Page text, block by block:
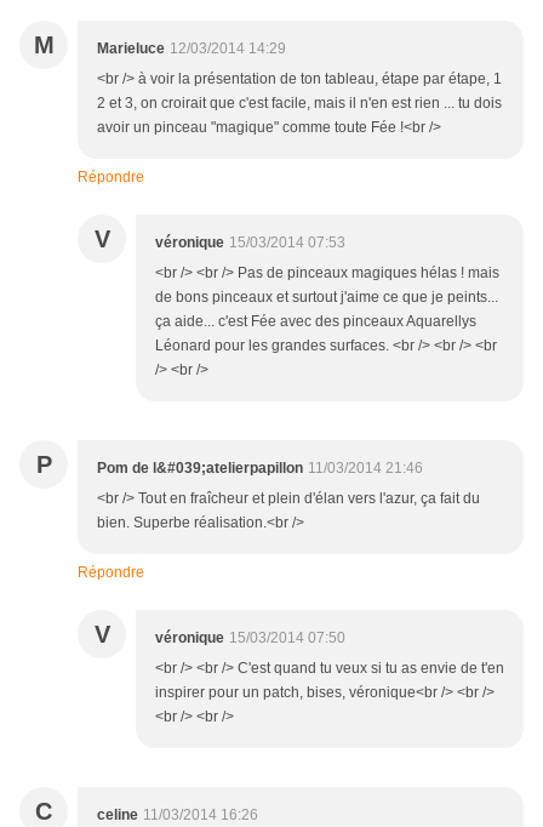
M Marieluce 12/03/2014 14:29
<br /> à voir la présentation de ton tableau, étape par étape, 1
2 et 3, on croirait que c'est facile, mais il n'en est rien ... tu dois
avoir un pinceau "magique" comme toute Fée !<br />
Répondre
V véronique 15/03/2014 07:53
<br /> <br /> Pas de pinceaux magiques hélas ! mais
de bons pinceaux et surtout j'aime ce que je peints...
ça aide... c'est Fée avec des pinceaux Aquarellys
Léonard pour les grandes surfaces. <br /> <br /> <br
/> <br />
P Pom de l&#039;atelierpapillon 11/03/2014 21:46
<br /> Tout en fraîcheur et plein d'élan vers l'azur, ça fait du
bien. Superbe réalisation.<br />
Répondre
V véronique 15/03/2014 07:50
<br /> <br /> C'est quand tu veux si tu as envie de t'en
inspirer pour un patch, bises, véronique<br /> <br />
<br /> <br />
C celine 11/03/2014 16:26